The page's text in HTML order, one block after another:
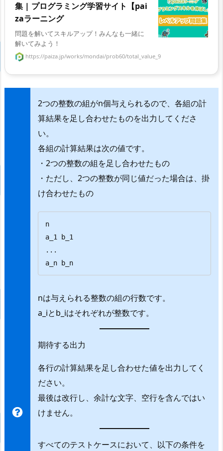
集 | プログラミング学習サイト【pai
zaラーニング
問題を解いてスキルアップ！みんなも一緒に
解いてみよう！
https://paiza.jp/works/mondai/prob60/total_value_9
2つの整数の組がn個与えられるので、各組の計
算結果を足し合わせたものを出力してくださ
い。
各組の計算結果は次の値です。
・2つの整数の組を足し合わせたもの
・ただし、2つの整数が同じ値だった場合は、掛
け合わせたもの
n
a_1 b_1
...
a_n b_n
nは与えられる整数の組の行数です。
a_iとb_iはそれぞれが整数です。
期待する出力
各行の計算結果を足し合わせた値を出力してく
ださい。
最後は改行し、余計な文字、空行を含んではい
けません。
すべてのテストケースにおいて、以下の条件を